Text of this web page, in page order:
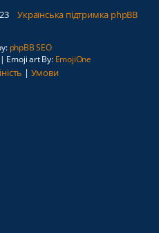
Українська підтримка phpBB
phpBB SEO
Emoji art By: EmojiOne
| Умови